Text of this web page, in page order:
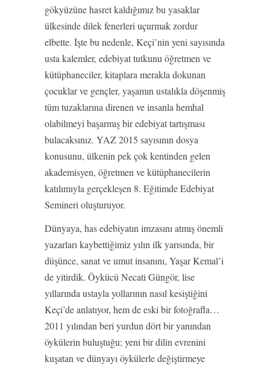
gökyüzüne hasret kaldığımız bu yasaklar
ülkesinde dilek fenerleri uçurmak zordur
elbette. İşte bu nedenle, Keçi’nin yeni sayısında
usta kalemler, edebiyat tutkunu öğretmen ve
kütüphaneciler, kitaplara merakla dokunan
çocuklar ve gençler, yaşamın ustalıkla döşenmiş
tüm tuzaklarına direnen ve insanla hemhal
olabilmeyi başarmış bir edebiyat tartışması
bulacaksınız. YAZ 2015 sayısının dosya
konusunu, ülkenin pek çok kentinden gelen
akademisyen, öğretmen ve kütüphanecilerin
katılımıyla gerçekleşen 8. Eğitimde Edebiyat
Semineri oluşturuyor.
Dünyaya, has edebiyatın imzasını atmış önemli
yazarları kaybettiğimiz yılın ilk yarısında, bir
düşünce, sanat ve umut insanını, Yaşar Kemal’i
de yitirdik. Öykücü Necati Güngör, lise
yıllarında ustayla yollarının nasıl kesiştiğini
Keçi’de anlatıyor, hem de eski bir fotoğrafla…
2011 yılından beri yurdun dört bir yanından
öykülerin buluştuğu; yeni bir dilin evrenini
kuşatan ve dünyayı öykülerle değiştirmeye